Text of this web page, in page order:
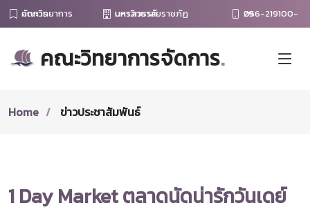
คณะวิทยาการจัดการ มหาวิทยาลัยราชภัฏนครสวรรค์ 056-219100-29
คณะวิทยาการจัดการ.
Home ข่าวประชาสัมพันธ์
1 Day Market ตลาดนัดน่ารักวันเดย์